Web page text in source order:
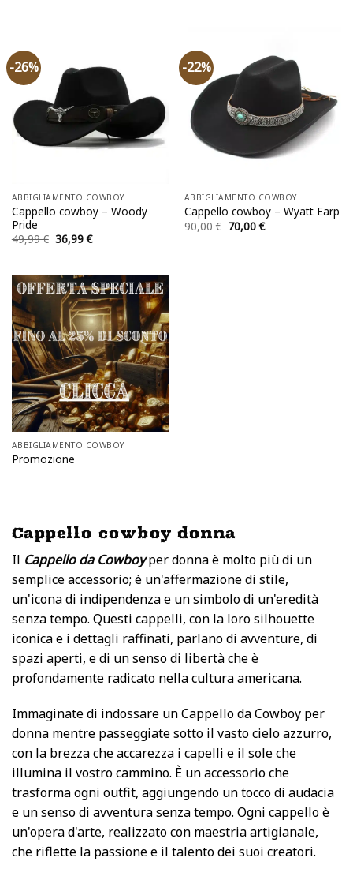
-26%
ABBIGLIAMENTO COWBOY
Cappello cowboy – Woody
Pride
49,99€ Il
prezzo
49,99 €.
36,99€Il
prezzo
36,99 €.
-22%
ABBIGLIAMENTO COWBOY
Cappello cowboy – Wyatt Earp
90,00€ Il
prezzo
70,00€Il
prezzo
ABBIGLIAMENTO COWBOY
Promozione
Cappello cowboy donna
Il Cappello da Cowboyper donna è molto più di un
semplice accessorio; è un'affermazione di stile,
un'icona di indipendenza e un simbolo di un'eredità
senza tempo. Questi cappelli, con la loro silhouette
iconica e i dettagli raffinati, parlano di avventure, di
spazi aperti, e di un senso di libertà che è
profondamente radicato nella cultura americana.
Immaginate di indossare un Cappello da Cowboy per
donna mentre passeggiate sotto il vasto cielo azzurro,
con la brezza che accarezza i capelli e il sole che
illumina il vostro cammino. È un accessorio che
trasforma ogni outfit, aggiungendo un tocco di audacia
e un senso di avventura senza tempo. Ogni cappello è
un'opera d'arte, realizzato con maestria artigianale,
che riflette la passione e il talento dei suoi creatori.